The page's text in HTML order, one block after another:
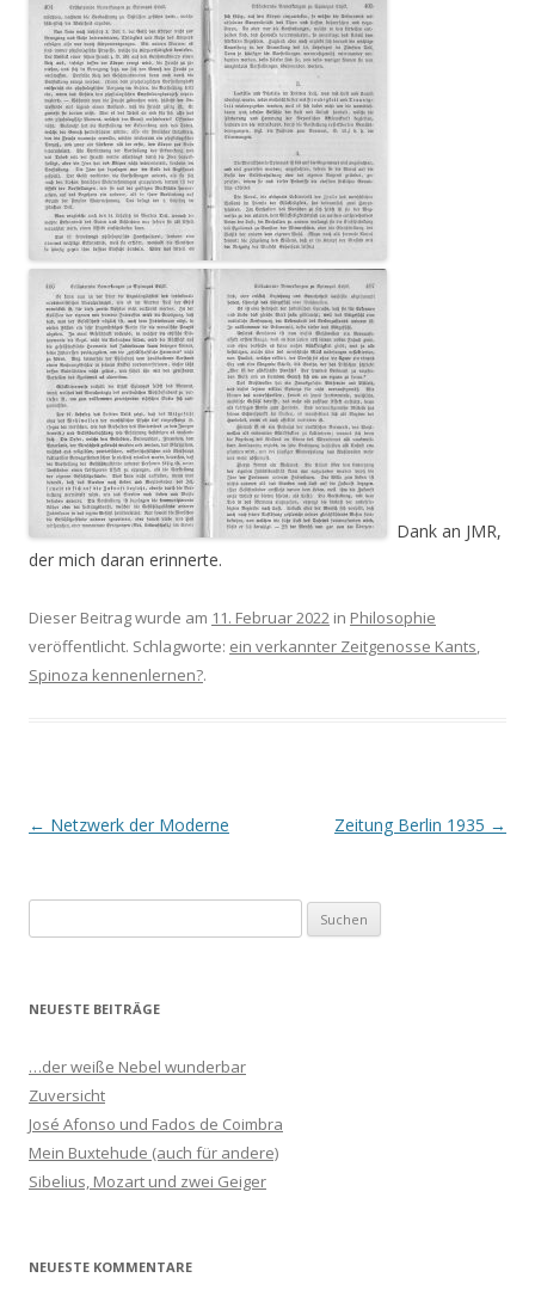
Dank an JMR,
der mich daran erinnerte.
Dieser Beitrag wurde am 11. Februar 2022 in Philosophie
veröffentlicht. Schlagworte: ein verkannter Zeitgenosse Kants,
Spinoza kennenlernen?.
Beitrags-
← Netzwerk der Moderne Zeitung Berlin 1935 →
u
h
n
a
c
h
NEUESTE BEITRÄGE
…der weiße Nebel wunderbar
Zuversicht
José Afonso und Fados de Coimbra
Mein Buxtehude (auch für andere)
Sibelius, Mozart und zwei Geiger
NEUESTE KOMMENTARE